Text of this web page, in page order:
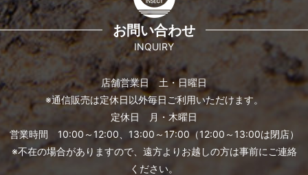
お問い合わせ
INQUIRY
店舗営業日 土・日曜日
※通信販売は定休日以外毎日ご利用いただけます。
定休日 月・木曜日
営業時間 10:00～12:00、13:00～17:00（12:00～13:00は閉店）
※不在の場合がありますので、遠方よりお越しの方は事前にご連絡
ください。